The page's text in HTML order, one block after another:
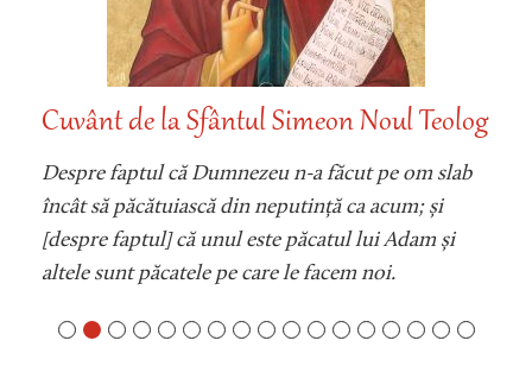
Cuvânt de la Sfântul Simeon Noul Teolog
Despre faptul că Dumnezeu n-a făcut pe om slab
încât să păcătuiască din neputință ca acum; și
[despre faptul] că unul este păcatul lui Adam și
altele sunt păcatele pe care le facem noi.